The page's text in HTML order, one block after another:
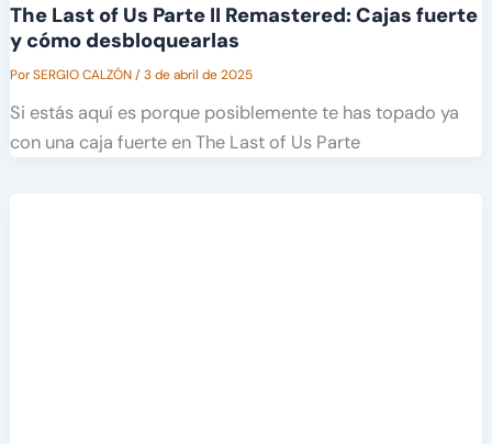
The Last of Us Parte II Remastered: Cajas fuerte
y cómo desbloquearlas
PorSERGIO CALZÓN/3 de abril de 2025
Si estás aquí es porque posiblemente te has topado ya
con una caja fuerte en The Last of Us Parte